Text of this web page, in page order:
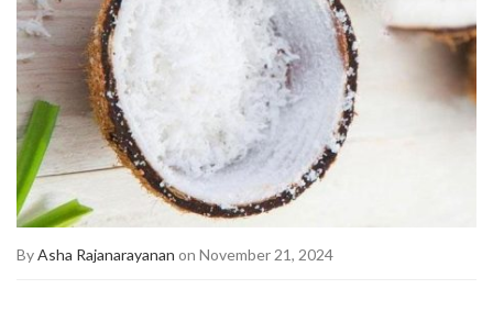
ByAsha Rajanarayanan on November 21, 2024